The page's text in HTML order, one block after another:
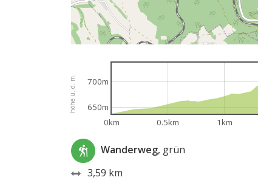
höhe ü. d. m.
0km 0.5km 1km
650m
700m
Wanderweg, grün
3,59 km